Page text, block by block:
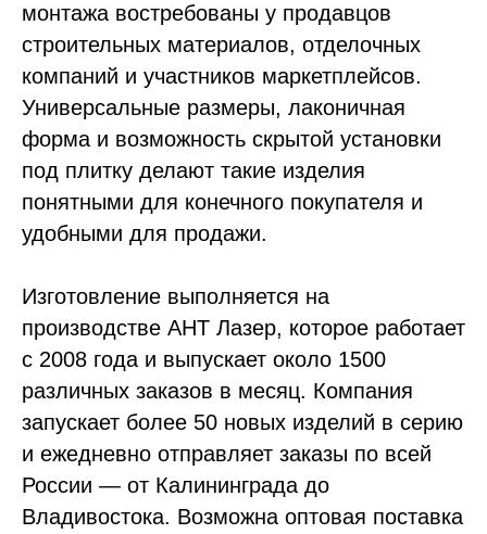
монтажа востребованы у продавцов
строительных материалов, отделочных
компаний и участников маркетплейсов.
Универсальные размеры, лаконичная
форма и возможность скрытой установки
под плитку делают такие изделия
понятными для конечного покупателя и
удобными для продажи.
Изготовление выполняется на
производстве АНТ Лазер, которое работает
с 2008 года и выпускает около 1500
различных заказов в месяц. Компания
запускает более 50 новых изделий в серию
и ежедневно отправляет заказы по всей
России — от Калининграда до
Владивостока. Возможна оптовая поставка